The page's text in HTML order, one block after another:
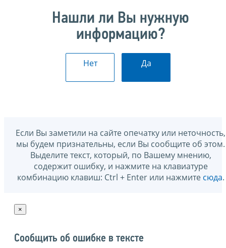
Нашли ли Вы нужную
информацию?
Нет Да
Если Вы заметили на сайте опечатку или неточность,
мы будем признательны, если Вы сообщите об этом.
Выделите текст, который, по Вашему мнению,
содержит ошибку, и нажмите на клавиатуре
комбинацию клавиш: Ctrl + Enter или нажмите сюда.
×
Сообщить об ошибке в тексте